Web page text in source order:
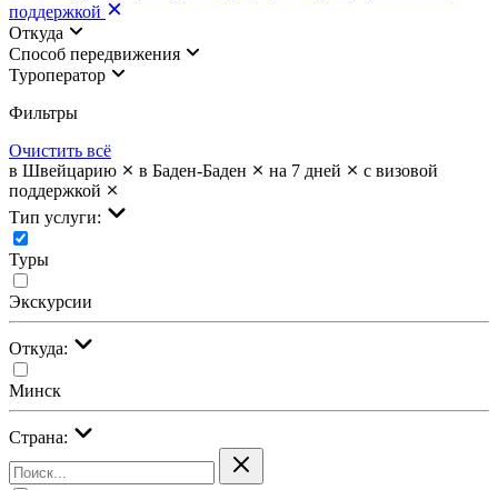
поддержкой
Откуда
Cпособ передвижения
Туроператор
Фильтры
Очистить всё
в Швейцарию
в Баден-Баден на 7 дней
с визовой
поддержкой
Тип услуги:
Туры
Экскурсии
Откуда:
Минск
Страна: